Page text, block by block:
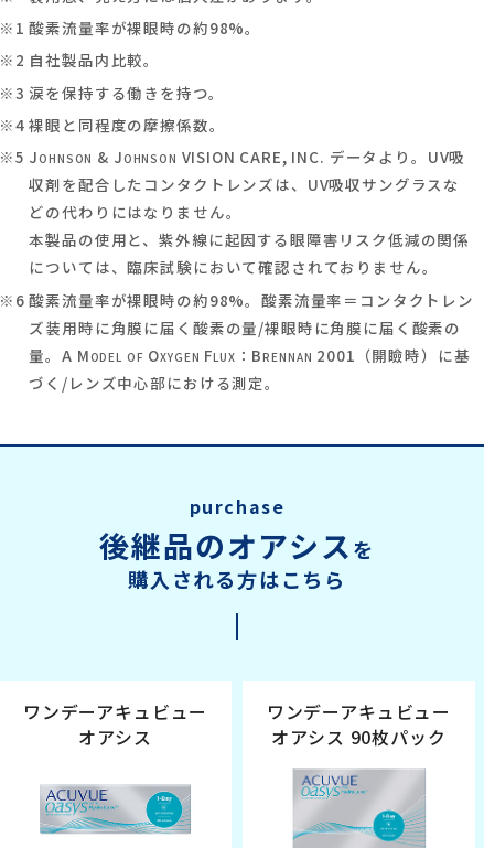
※1 酸素流量率が裸眼時の約98%。
※2 自社製品内比較。
※3 涙を保持する働きを持つ。
※4 裸眼と同程度の摩擦係数。
※5 JOHNSON & JOHNSON VISION CARE, INC. データより。UV吸
収剤を配合したコンタクトレンズは、UV吸収サングラスな
どの代わりにはなりません。
本製品の使用と、紫外線に起因する眼障害リスク低減の関係
については、臨床試験において確認されておりません。
※6 酸素流量率が裸眼時の約98%。酸素流量率＝コンタクトレン
ズ装用時に角膜に届く酸素の量/裸眼時に角膜に届く酸素の
量。A MODEL OF OXYGEN FLUX ：BRENNAN 2001（開瞼時）に基
づく/レンズ中心部における測定。
purchase
後継品のオアシスを
購入される方はこちら
ワンデーアキュビュー
オアシス
ワンデーアキュビュー
オアシス 90枚パック